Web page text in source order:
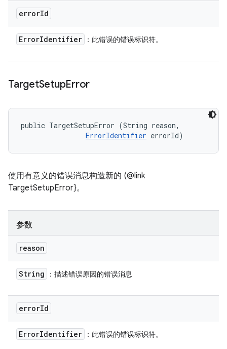
errorId
ErrorIdentifier ：此错误的错误标识符。
TargetSetupError
public TargetSetupError (String reason,
ErrorIdentifier errorId)
使用有意义的错误消息构造新的 (@link
TargetSetupError}。
参数
reason
String ：描述错误原因的错误消息
errorId
ErrorIdentifier ：此错误的错误标识符。